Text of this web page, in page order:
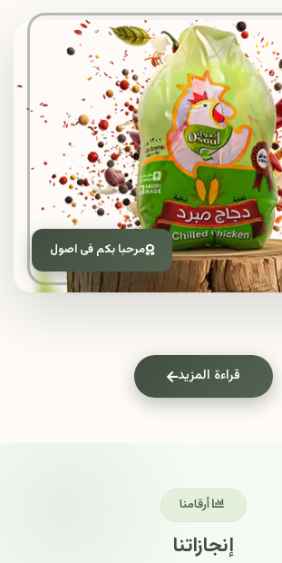
مرحبا بكم فى اصول
قراءة المزيد
أرقامنا
إنجازاتنا